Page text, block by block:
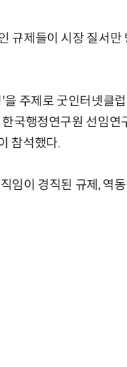
규제들이 시장 질서
주제로 굿인터넷클
국행정연구원 선임연
참석했다.
임이 경직된 규제, 역